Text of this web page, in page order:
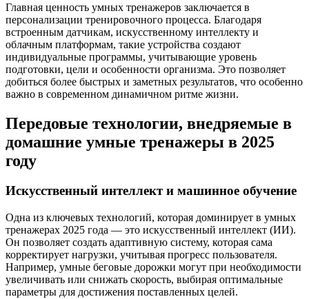
Главная ценность умных тренажеров заключается в
персонализации тренировочного процесса. Благодаря
встроенным датчикам, искусственному интеллекту и
облачным платформам, такие устройства создают
индивидуальные программы, учитывающие уровень
подготовки, цели и особенности организма. Это позволяет
добиться более быстрых и заметных результатов, что особенно
важно в современном динамичном ритме жизни.
Передовые технологии, внедряемые в
домашние умные тренажеры в 2025
году
Искусственный интеллект и машинное обучение
Одна из ключевых технологий, которая доминирует в умных
тренажерах 2025 года — это искусственный интеллект (ИИ).
Он позволяет создать адаптивную систему, которая сама
корректирует нагрузки, учитывая прогресс пользователя.
Например, умные беговые дорожки могут при необходимости
увеличивать или снижать скорость, выбирая оптимальные
параметры для достижения поставленных целей.